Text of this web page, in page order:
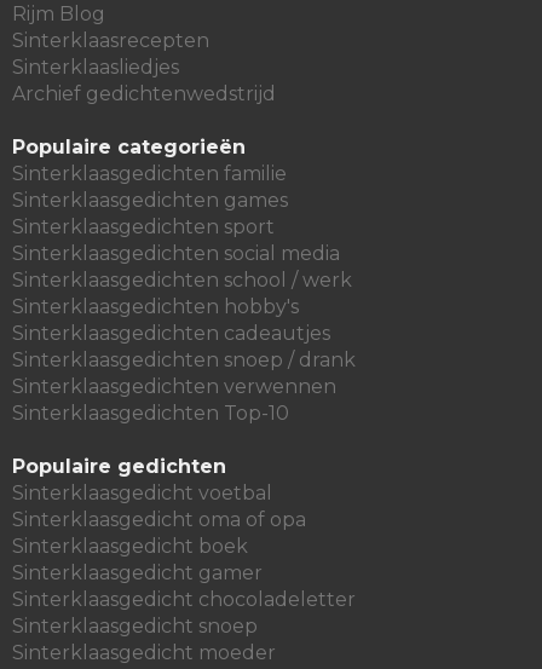
Rijm Blog
Sinterklaasrecepten
Sinterklaasliedjes
Archief gedichtenwedstrijd
Populaire categorieën
Sinterklaasgedichten familie
Sinterklaasgedichten games
Sinterklaasgedichten sport
Sinterklaasgedichten social media
Sinterklaasgedichten school / werk
Sinterklaasgedichten hobby's
Sinterklaasgedichten cadeautjes
Sinterklaasgedichten snoep / drank
Sinterklaasgedichten verwennen
Sinterklaasgedichten Top-10
Populaire gedichten
Sinterklaasgedicht voetbal
Sinterklaasgedicht oma of opa
Sinterklaasgedicht boek
Sinterklaasgedicht gamer
Sinterklaasgedicht chocoladeletter
Sinterklaasgedicht snoep
Sinterklaasgedicht moeder